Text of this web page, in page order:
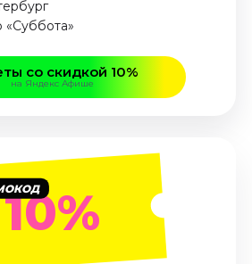
«Суббота»
со скидкой 10%
на Яндекс Афише
10%